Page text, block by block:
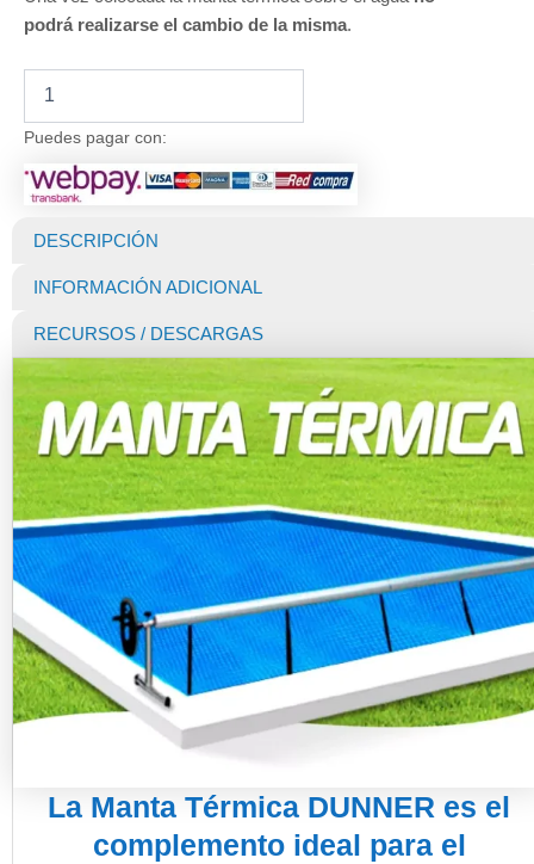
podrá realizarse el cambio de la misma.
Térmica
para
Premium
400
(Dunner)
14
MTS
Puedes pagar con:
DESCRIPCIÓN
INFORMACIÓN ADICIONAL
RECURSOS / DESCARGAS
La Manta Térmica DUNNER es el
complemento ideal para el